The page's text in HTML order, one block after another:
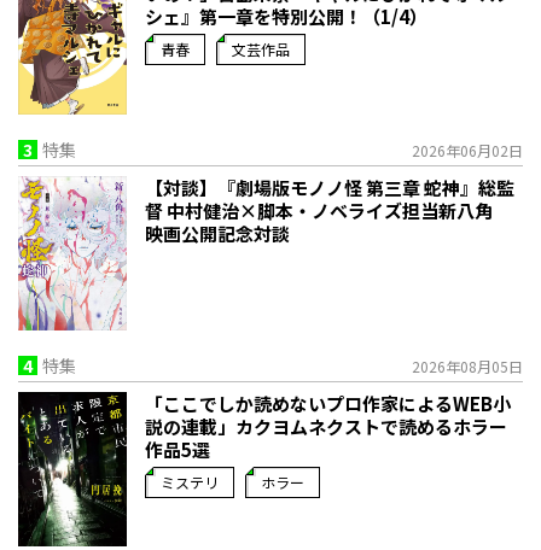
シェ』第一章を特別公開！（1/4）
青春 文芸作品
3 特集 2026年06月02日
【対談】『劇場版モノノ怪 第三章 蛇神』総監
督 中村健治×脚本・ノベライズ担当新八角
映画公開記念対談
4 特集 2026年08月05日
「ここでしか読めないプロ作家によるWEB小
説の連載」――カクヨムネクストで読めるホラー
作品5選
ミステリ ホラー